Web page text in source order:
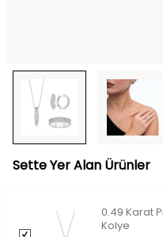
Sette Yer Alan Ürünler
0.49 Karat
Kolye